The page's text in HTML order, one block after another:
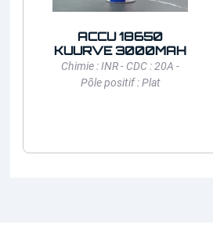
ACCU 18650
KUURVE 3000MAH
Chimie : INR - CDC : 20A -
Pôle positif : Plat